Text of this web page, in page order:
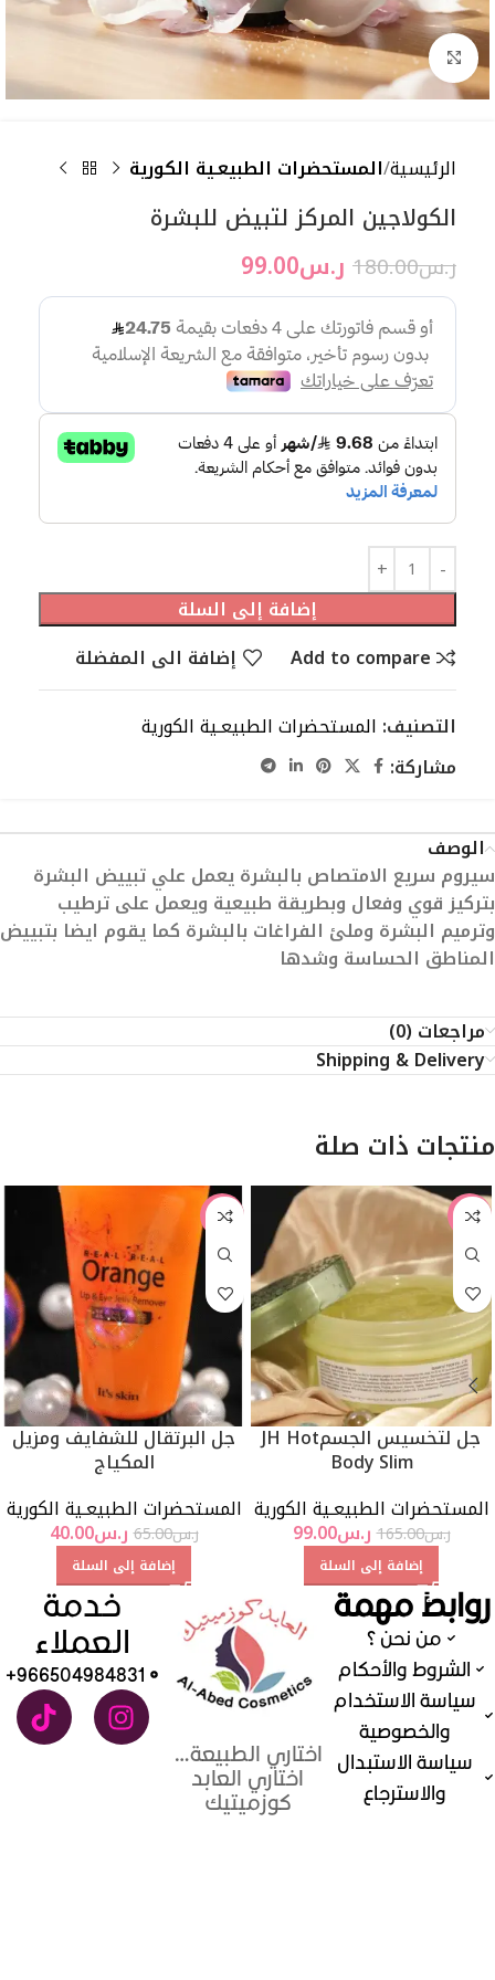
اضغط للتكبير
الرئيسية المستحضرات الطبيعـية الكورية
الكولاجين المركز لتبيض للبشرة
ر.س180.00 ر.س99.00
إضافة إلى السلة
Add to compare
إضافة الى المفضلة
التصنيف: المستحضرات الطبيعـية الكورية
مشاركة:
الوصف
سيروم سريع الامتصاص بالبشرة يعمل علي تبييض البشرة
بتركيز قوي وفعال وبطريقة طبيعية ويعمل على ترطيب
وترميم البشرة وملئ الفراغات بالبشرة كما يقوم ايضا بتبييض
المناطق الحساسة وشدها
مراجعات (0)
Shipping & Delivery
منتجات ذات صلة
-40%
جل لتخسيس الجسمJH Hot
Body Slim
المستحضرات الطبيعـية الكورية
ر.س165.00 ر.س99.00
إضافة إلى السلة
-38%
جل البرتقال للشفايف ومزيل
المكياج
المستحضرات الطبيعـية الكورية
ر.س65.00 ر.س40.00
إضافة إلى السلة
روابط مهمة
من نحن ؟
الشروط والأحكام
سياسة الاستخدام
والخصوصية
سياسة الاستبدال
والاسترجاع
اختاري الطبيعة…
اختاري العابد
كوزميتيك
خدمة
العملاء
966504984831+